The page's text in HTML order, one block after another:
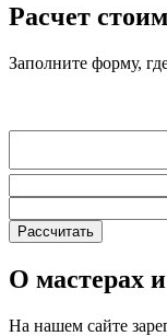
Расчет
Заполните форму,
О мастерах
На нашем сайте